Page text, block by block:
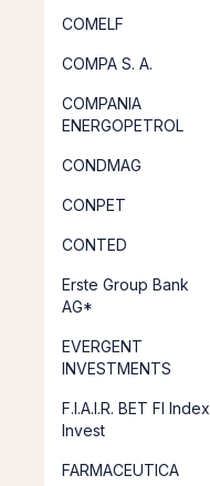
COMELF
COMPA S. A.
COMPANIA
ENERGOPETROL
CONDMAG
CONPET
CONTED
Erste Group Bank
AG*
EVERGENT
INVESTMENTS
F.I.A.I.R. BET FI Index
Invest
FARMACEUTICA